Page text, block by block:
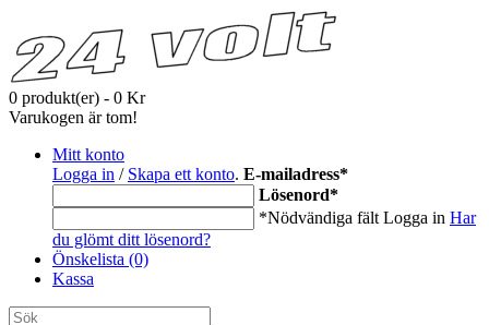
0 produkt(er) - 0 Kr
Varukogen är tom!
Mitt konto
Logga in / Skapa ett konto. E-mailadress*
Lösenord*
*Nödvändiga fält Logga in Har
du glömt ditt lösenord?
Önskelista (0)
Kassa